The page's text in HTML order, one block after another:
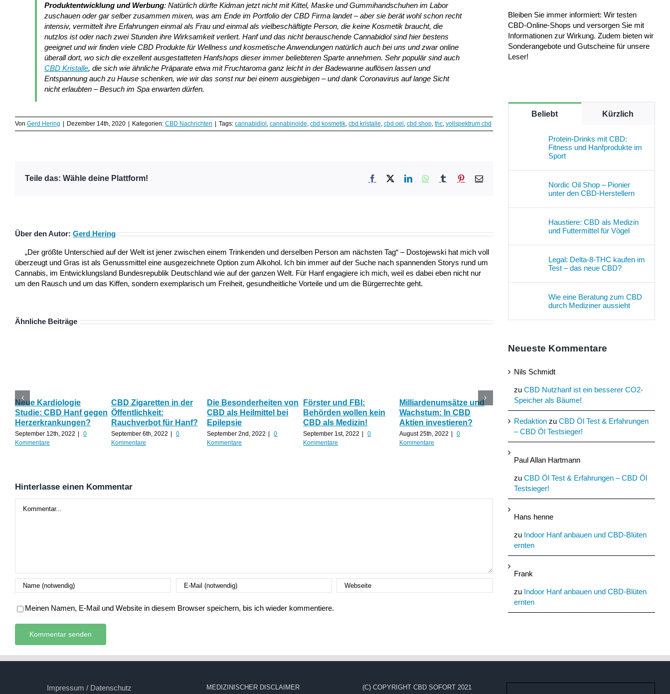
Produktentwicklung und Werbung: Natürlich dürfte Kidman jetzt nicht mit Kittel, Maske und Gummihandschuhen im Labor
zuschauen oder gar selber zusammen mixen, was am Ende im Portfolio der CBD Firma landet – aber sie berät wohl schon recht
intensiv, vermittelt ihre Erfahrungen einmal als Frau und einmal als vielbeschäftigte Person, die keine Kosmetik braucht, die
nutzlos ist oder nach zwei Stunden ihre Wirksamkeit verliert. Hanf und das nicht berauschende Cannabidiol sind hier bestens
geeignet und wir finden viele CBD Produkte für Wellness und kosmetische Anwendungen natürlich auch bei uns und zwar online
überall dort, wo sich die exzellent ausgestatteten Hanfshops dieser immer beliebteren Sparte annehmen. Sehr populär sind auch
CBD Kristalle, die sich wie ähnliche Präparate etwa mit Fruchtaroma ganz leicht in der Badewanne auflösen lassen und
Entspannung auch zu Hause schenken, wie wir das sonst nur bei einem ausgiebigen – und dank Coronavirus auf lange Sicht
nicht erlaubten – Besuch im Spa erwarten dürfen.
Von Gerd Hering | Dezember 14th, 2020 | Kategorien: CBD Nachrichten | Tags: cannabidiol, cannabinoide, cbd kosmetik, cbd kristalle, cbd oel, cbd shop, thc, vollspektrum cbd
Teile das: Wähle deine Plattform! Facebook
X LinkedInWhatsApp
TumblrPinterest
E-
Über den Autor: Gerd Hering
„Der größte Unterschied auf der Welt ist jener zwischen einem Trinkenden und derselben Person am nächsten Tag“ – Dostojewski hat mich voll
überzeugt und Gras ist als Genussmittel eine ausgezeichnete Option zum Alkohol. Ich bin immer auf der Suche nach spannenden Storys rund um
Cannabis, im Entwicklungsland Bundesrepublik Deutschland wie auf der ganzen Welt. Für Hanf engagiere ich mich, weil es dabei eben nicht nur
um den Rausch und um das Kiffen, sondern exemplarisch um Freiheit, gesundheitliche Vorteile und um die Bürgerrechte geht.
Ähnliche Beiträge
Neue Kardiologie
Studie: CBD Hanf gegen
Herzerkrankungen?
September 12th, 2022 |
0
Kommentare
CBD Zigaretten in der
Öffentlichkeit:
Rauchverbot für Hanf?
September 6th, 2022 |
0
Kommentare
Die Besonderheiten von
CBD als Heilmittel bei
Epilepsie
September 2nd, 2022 |
0
Kommentare
Förster und FBI:
Behörden wollen kein
CBD als Medizin!
September 1st, 2022 |
0
Kommentare
Milliardenumsätze und
Wachstum: In CBD
Aktien investieren?
August 25th, 2022 |
0
Kommentare
Katerstimmung: Wie
hilfreich ist CBD Hanf
nach zu viel Alkohol?
August 24th, 2022
0
Kommentare
Nutzhanf und
Cannabinoide als
August 21st, 2022 | 0
Hinterlasse einen Kommentar
Meinen Namen, E-Mail und Website in diesem Browser speichern, bis ich wieder kommentiere.
Bleiben Sie immer informiert: Wir testen
CBD-Online-Shops und versorgen Sie mit
Informationen zur Wirkung. Zudem bieten wir
Sonderangebote und Gutscheine für unsere
Leser!
Beliebt Kürzlich
Protein-Drinks mit CBD:
Fitness und Hanfprodukte im
Sport
Nordic Oil Shop – Pionier
unter den CBD-Herstellern
Haustiere: CBD als Medizin
und Futtermittel für Vögel
Legal: Delta-8-THC kaufen im
Test – das neue CBD?
Wie eine Beratung zum CBD
durch Mediziner aussieht
Neueste Kommentare
Nils Schmidt
zu CBD Nutzhanf ist ein besserer CO2-
Speicher als Bäume!
Redaktion zu CBD Öl Test & Erfahrungen
– CBD Öl Testsieger!
Paul Allan Hartmann
zu CBD Öl Test & Erfahrungen – CBD Öl
Testsieger!
Hans henne
zu Indoor Hanf anbauen und CBD-Blüten
ernten
Frank
zu Indoor Hanf anbauen und CBD-Blüten
ernten
Impressum / Datenschutz
MEDIZINISCHER DISCLAIMER (C) COPYRIGHT CBD SOFORT 2021